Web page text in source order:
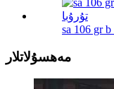
مەھسۇلاتلار